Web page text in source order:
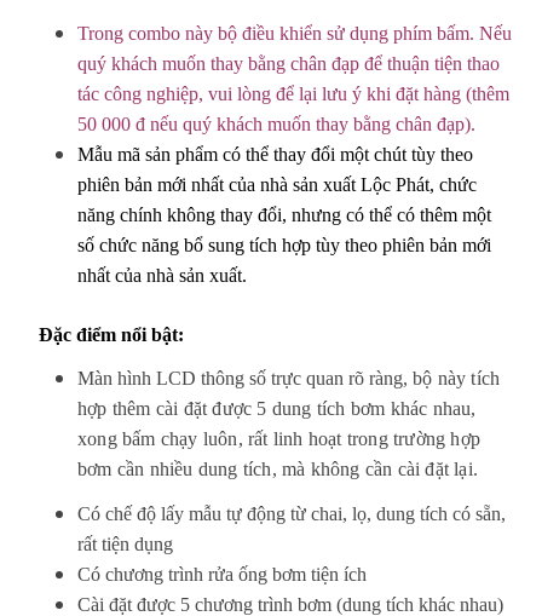
Trong combo này bộ điều khiển sử dụng phím bấm. Nếu
quý khách muốn thay bằng chân đạp để thuận tiện thao
tác công nghiệp, vui lòng để lại lưu ý khi đặt hàng (thêm
50 000 đ nếu quý khách muốn thay bằng chân đạp).
Mẫu mã sản phẩm có thể thay đổi một chút tùy theo
phiên bản mới nhất của nhà sản xuất Lộc Phát, chức
năng chính không thay đổi, nhưng có thể có thêm một
số chức năng bổ sung tích hợp tùy theo phiên bản mới
nhất của nhà sản xuất.
Đặc điểm nổi bật:
Màn hình LCD thông số trực quan rõ ràng, bộ này tích
hợp thêm cài đặt được 5 dung tích bơm khác nhau,
xong bấm chạy luôn, rất linh hoạt trong trường hợp
bơm cần nhiều dung tích, mà không cần cài đặt lại.
Có chế độ lấy mẫu tự động từ chai, lọ, dung tích có sẵn,
rất tiện dụng
Có chương trình rửa ống bơm tiện ích
Cài đặt được 5 chương trình bơm (dung tích khác nhau)